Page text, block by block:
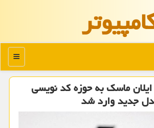
منو
ماسک به حوزه کد نویسی
جدید وارد شد